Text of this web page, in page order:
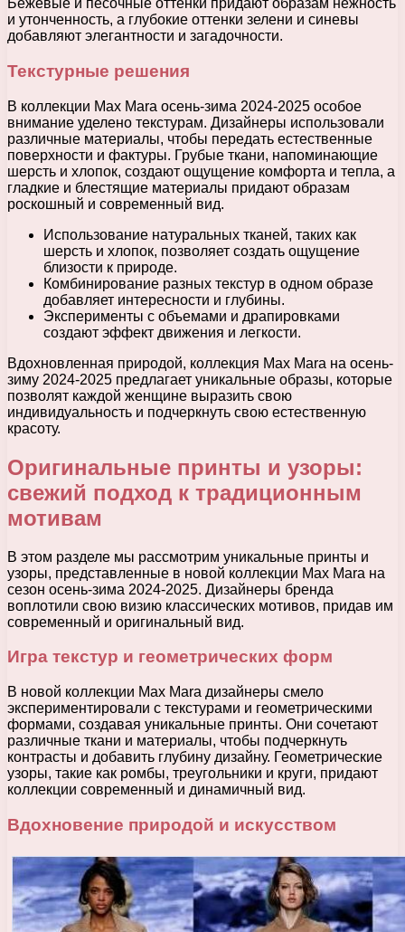
Бежевые и песочные оттенки придают образам нежность
и утонченность, а глубокие оттенки зелени и синевы
добавляют элегантности и загадочности.
Текстурные решения
В коллекции Max Mara осень-зима 2024-2025 особое
внимание уделено текстурам. Дизайнеры использовали
различные материалы, чтобы передать естественные
поверхности и фактуры. Грубые ткани, напоминающие
шерсть и хлопок, создают ощущение комфорта и тепла, а
гладкие и блестящие материалы придают образам
роскошный и современный вид.
Использование натуральных тканей, таких как
шерсть и хлопок, позволяет создать ощущение
близости к природе.
Комбинирование разных текстур в одном образе
добавляет интересности и глубины.
Эксперименты с объемами и драпировками
создают эффект движения и легкости.
Вдохновленная природой, коллекция Max Mara на осень-
зиму 2024-2025 предлагает уникальные образы, которые
позволят каждой женщине выразить свою
индивидуальность и подчеркнуть свою естественную
красоту.
Оригинальные принты и узоры:
свежий подход к традиционным
мотивам
В этом разделе мы рассмотрим уникальные принты и
узоры, представленные в новой коллекции Max Mara на
сезон осень-зима 2024-2025. Дизайнеры бренда
воплотили свою визию классических мотивов, придав им
современный и оригинальный вид.
Игра текстур и геометрических форм
В новой коллекции Max Mara дизайнеры смело
экспериментировали с текстурами и геометрическими
формами, создавая уникальные принты. Они сочетают
различные ткани и материалы, чтобы подчеркнуть
контрасты и добавить глубину дизайну. Геометрические
узоры, такие как ромбы, треугольники и круги, придают
коллекции современный и динамичный вид.
Вдохновение природой и искусством